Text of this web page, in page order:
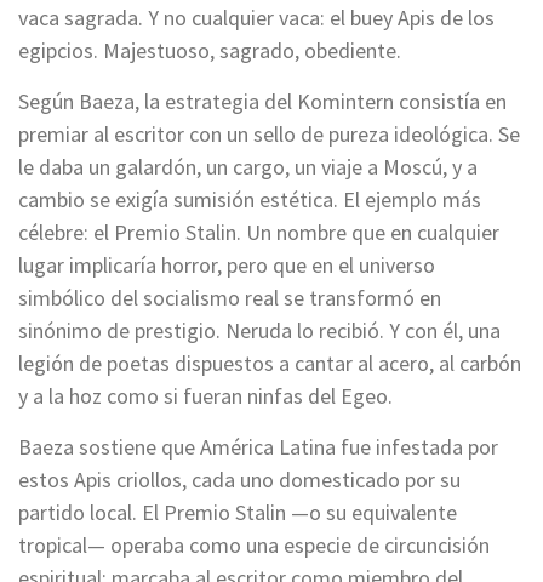
vaca sagrada. Y no cualquier vaca: el buey Apis de los
egipcios. Majestuoso, sagrado, obediente.
Según Baeza, la estrategia del Komintern consistía en
premiar al escritor con un sello de pureza ideológica. Se
le daba un galardón, un cargo, un viaje a Moscú, y a
cambio se exigía sumisión estética. El ejemplo más
célebre: el Premio Stalin. Un nombre que en cualquier
lugar implicaría horror, pero que en el universo
simbólico del socialismo real se transformó en
sinónimo de prestigio. Neruda lo recibió. Y con él, una
legión de poetas dispuestos a cantar al acero, al carbón
y a la hoz como si fueran ninfas del Egeo.
Baeza sostiene que América Latina fue infestada por
estos Apis criollos, cada uno domesticado por su
partido local. El Premio Stalin —o su equivalente
tropical— operaba como una especie de circuncisión